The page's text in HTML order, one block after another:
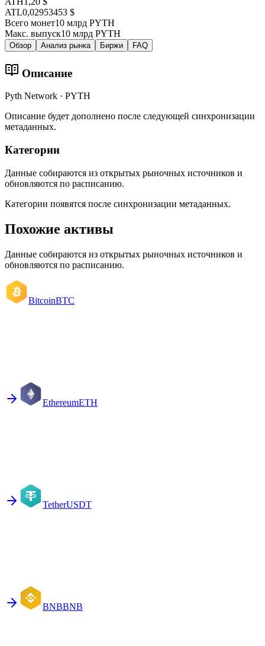
ATL0,02953453 $
Всего монет10 млрд PYTH
Макс. выпуск10 млрд PYTH
Обзор Анализ рынка Биржи FAQ
Описание
Pyth Network · PYTH
Описание будет дополнено после следующей синхронизации
метаданных.
Категории
Данные собираются из открытых рыночных источников и
обновляются по расписанию.
Категории появятся после синхронизации метаданных.
Похожие активы
Данные собираются из открытых рыночных источников и
обновляются по расписанию.
BitcoinBTC
EthereumETH
TetherUSDT
BNBBNB